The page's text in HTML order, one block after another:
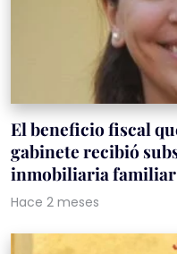
El beneficio fiscal
gabinete recibió
inmobiliaria familiar
Hace 2 meses